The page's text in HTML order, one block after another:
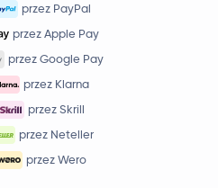
przez PayPal
przez Apple Pay
przez Google Pay
przez Klarna
przez Skrill
przez Neteller
przez Wero